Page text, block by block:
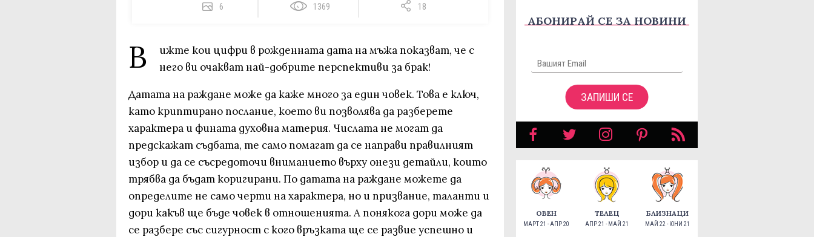
6 1369 18
В
ижте кои цифри в рожденната дата на мъжа показват, че с
него ви очакват най-добрите перспективи за брак!
Датата на раждане може да каже много за един човек. Това е ключ,
като криптирано послание, което ви позволява да разберете
характера и фината духовна материя. Числата не могат да
предскажат съдбата, те само помагат да се направи правилният
избор и да се съсредоточи вниманието върху онези детайли, които
трябва да бъдат коригирани. По датата на раждане можете да
определите не само черти на характера, но и призвание, таланти и
дори какъв ще бъде човек в отношенията. А понякога дори може да
се разбере със сигурност с кого връзката ще се развие успешно и
АБОНИРАЙ СЕ ЗА НОВИНИ
ЗАПИШИ СЕ
ОВЕН
МАРТ 21 - АПР 20
ТЕЛЕЦ
АПР 21 - МАЙ 21
БЛИЗНАЦИ
МАЙ 22 - ЮНИ 21